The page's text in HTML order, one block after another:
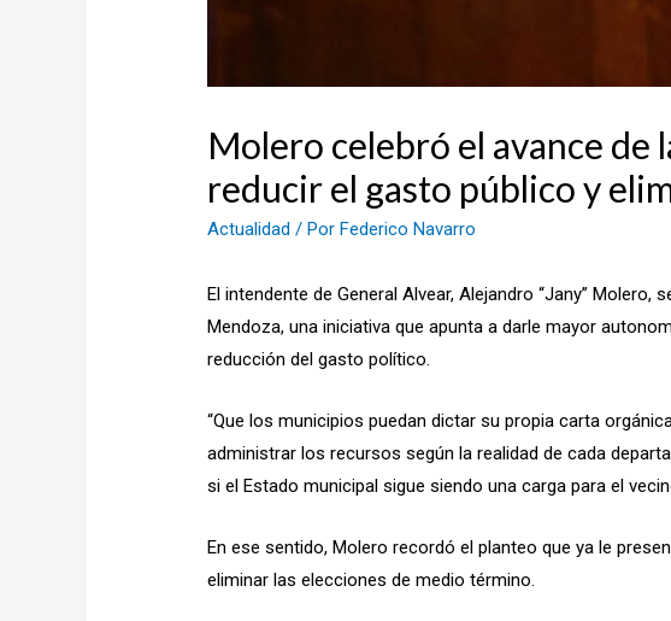
Molero celebró el avance de
reducir el gasto público y
Actualidad / PorFederico Navarro
El intendente de General Alvear, Alejandro “Jany”
Mendoza, una iniciativa que apunta a darle mayor
reducción del gasto político.
“Que los municipios puedan dictar su propia carta
administrar los recursos según la realidad de cada
si el Estado municipal sigue siendo una carga para el
En ese sentido, Molero recordó el planteo que ya le
eliminar las elecciones de medio término.